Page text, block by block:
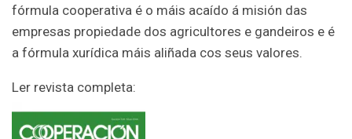
fórmula cooperativa é o máis acaído á misión das
empresas propiedade dos agricultores e gandeiros e é
a fórmula xurídica máis aliñada cos seus valores.
Ler revista completa: